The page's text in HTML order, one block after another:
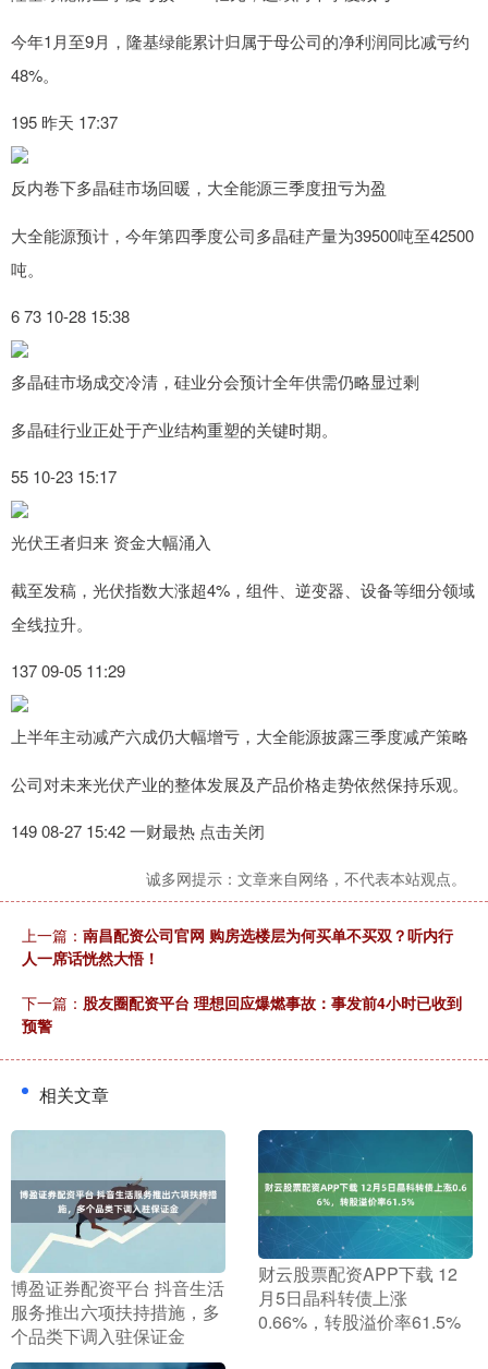
今年1月至9月，隆基绿能累计归属于母公司的净利润同比减亏约
48%。
195 昨天 17:37
反内卷下多晶硅市场回暖，大全能源三季度扭亏为盈
大全能源预计，今年第四季度公司多晶硅产量为39500吨至42500
吨。
6 73 10-28 15:38
多晶硅市场成交冷清，硅业分会预计全年供需仍略显过剩
多晶硅行业正处于产业结构重塑的关键时期。
55 10-23 15:17
光伏王者归来 资金大幅涌入
截至发稿，光伏指数大涨超4%，组件、逆变器、设备等细分领域
全线拉升。
137 09-05 11:29
上半年主动减产六成仍大幅增亏，大全能源披露三季度减产策略
公司对未来光伏产业的整体发展及产品价格走势依然保持乐观。
149 08-27 15:42 一财最热 点击关闭
诚多网提示：文章来自网络，不代表本站观点。
上一篇： 南昌配资公司官网 购房选楼层为何买单不买双？听内行
人一席话恍然大悟！
下一篇： 股友圈配资平台 理想回应爆燃事故：事发前4小时已收到
预警
相关文章
​博盈证券配资平台 抖音生活
服务推出六项扶持措施，多
个品类下调入驻保证金
​财云股票配资APP下载 12
月5日晶科转债上涨
0.66%，转股溢价率61.5%